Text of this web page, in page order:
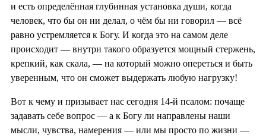
и есть определённая глубинная установка души, когда
человек, что бы он ни делал, о чём бы ни говорил — всё
равно устремляется к Богу. И когда это на самом деле
происходит — внутри такого образуется мощный стержень,
крепкий, как скала, — на который можно опереться и быть
уверенным, что он сможет выдержать любую нагрузку!
Вот к чему и призывает нас сегодня 14-й псалом: почаще
задавать себе вопрос — а к Богу ли направлены наши
мысли, чувства, намерения — или мы просто по жизни —